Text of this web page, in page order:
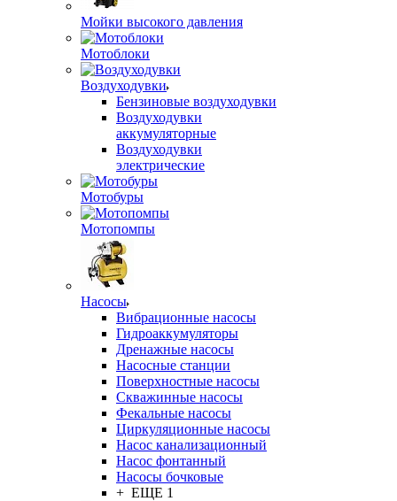
Мойки высокого давления
Мотоблоки
Воздуходувки
Бензиновые воздуходувки
Воздуходувки
аккумуляторные
Воздуходувки
электрические
Мотобуры
Мотопомпы
Насосы
Вибрационные насосы
Гидроаккумуляторы
Дренажные насосы
Насосные станции
Поверхностные насосы
Скважинные насосы
Фекальные насосы
Циркуляционные насосы
Насос канализационный
Насос фонтанный
Насосы бочковые
+ ЕЩЕ 1